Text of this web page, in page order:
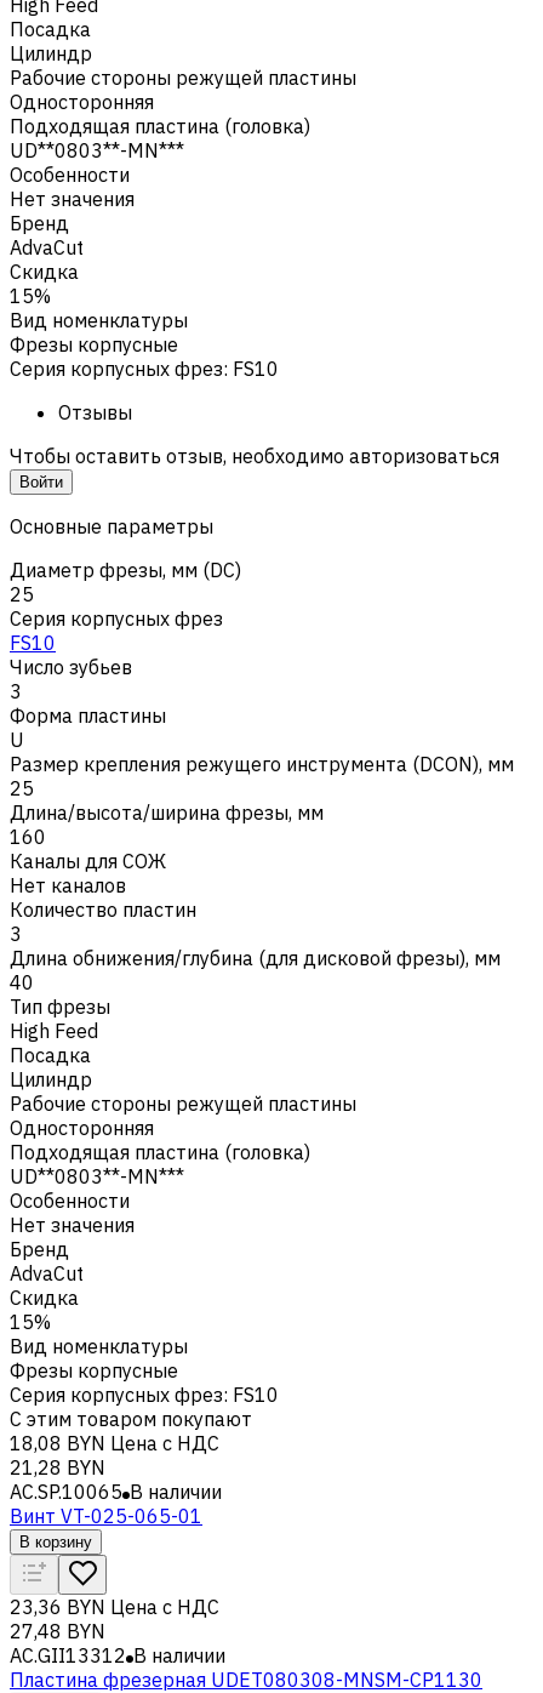
Посадка
Цилиндр
Рабочие стороны режущей пластины
Односторонняя
Подходящая пластина (головка)
UD**0803**-MN***
Особенности
Нет значения
Бренд
AdvaCut
Скидка
15%
Вид номенклатуры
Фрезы корпусные
Серия корпусных фрез: FS10
Отзывы
Чтобы оставить отзыв, необходимо авторизоваться
Войти
Основные параметры
Диаметр фрезы, мм (DC)
25
Серия корпусных фрез
FS10
Число зубьев
3
Форма пластины
U
Размер крепления режущего инструмента (DCON), мм
25
Длина/высота/ширина фрезы, мм
160
Каналы для СОЖ
Нет каналов
Количество пластин
3
Длина обнижения/глубина (для дисковой фрезы), мм
40
Тип фрезы
High Feed
Посадка
Цилиндр
Рабочие стороны режущей пластины
Односторонняя
Подходящая пластина (головка)
UD**0803**-MN***
Особенности
Нет значения
Бренд
AdvaCut
Скидка
15%
Вид номенклатуры
Фрезы корпусные
Серия корпусных фрез: FS10
С этим товаром покупают
18,08 BYN Цена с НДС
21,28 BYN
AC.SP.10065 В наличии
Винт VT-025-065-01
В корзину
23,36 BYN Цена с НДС
27,48 BYN
AC.GII13312 В наличии
Пластина фрезерная UDET080308-MNSM-CP1130